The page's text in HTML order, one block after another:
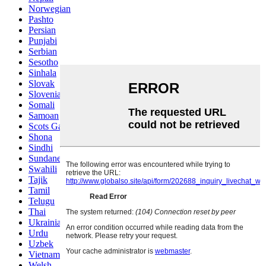
Norwegian
Pashto
Persian
Punjabi
Serbian
Sesotho
Sinhala
Slovak
Slovenian
Somali
Samoan
Scots Gaelic
Shona
Sindhi
Sundanese
Swahili
Tajik
Tamil
Telugu
Thai
Ukrainian
Urdu
Uzbek
Vietnamese